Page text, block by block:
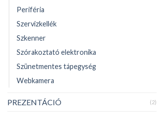
Periféria
Szervizkellék
Szkenner
Szórakoztató elektronika
Szünetmentes tápegység
Webkamera
PREZENTÁCIÓ (2)